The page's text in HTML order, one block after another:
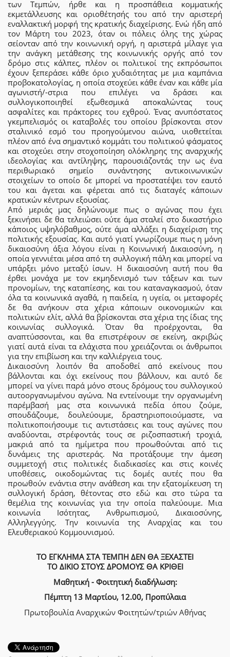
των Τεμπών, ήρθε και η προσπάθεια κομματικής
εκμετάλλευσης και οριοθέτησής του από την αριστερή
εναλλακτική μορφή της κρατικής διαχείρισης. Ενώ ήδη από
τον Μάρτη του 2023, όταν οι πόλεις όλης της χώρας
σείονταν από την κοινωνική οργή, η αριστερά μίλαγε για
την ανάγκη μετάθεσης της κοινωνικής οργής από τον
δρόμο στις κάλπες, πλέον οι πολιτικοί της εκπρόσωποι
έχουν ξεπεράσει κάθε όριο χυδαιότητας με μια καμπάνια
προβοκατολογίας, η οποία στοχεύει κάθε έναν και κάθε μία
αγωνιστή/-στρια που επιλέγει να δράσει και
συλλογικοποιηθεί εξωθεσμικά αποκαλώντας τους
ασφαλίτες και πράκτορες του εχθρού. Ένας ανυπόστατος
γκεμπελισμός οι καταβολές του οποίου βρίσκονται στον
σταλινικό εσμό του προηγούμενου αιώνα, υιοθετείται
πλέον από ένα σημαντικό κομμάτι του πολιτικού φάσματος
και στοχεύει στην στοχοποίηση ολόκληρης της αναρχικής
ιδεολογίας και αντίληψης, παρουσιάζοντάς την ως ένα
περιθωριακό σημείο συνάντησης αντικοινωνικών
στοιχείων το οποίο δε μπορεί να προστατέψει τον εαυτό
του και άγεται και φέρεται από τις διαταγές κάποιων
κρατικών κέντρων εξουσίας.
Από μεριάς μας δηλώνουμε πως ο αγώνας που έχει
ξεκινήσει δε θα τελειώσει ούτε άμα σταλεί στο δικαστήριο
κάποιος υψηλόβαθμος, ούτε άμα αλλάξει η διαχείριση της
πολιτικής εξουσίας. Και αυτό γιατί γνωρίζουμε πως η μόνη
δικαιοσύνη άξια λόγου είναι η Κοινωνική Δικαιοσύνη, η
οποία γεννιέται μέσα από τη συλλογική πάλη και μπορεί να
υπάρξει μόνο μεταξύ ίσων. Η δικαιοσύνη αυτή που θα
έρθει μονάχα με τον εκμηδενισμό των τάξεων και των
προνομίων, της καταπίεσης, και του καταναγκασμού, όταν
όλα τα κοινωνικά αγαθά, η παιδεία, η υγεία, οι μεταφορές
δε θα ανήκουν στα χέρια κάποιων οικονομικών και
πολιτικών ελίτ, αλλά θα βρίσκονται στα χέρια της ίδιας της
κοινωνίας συλλογικά. Όταν θα προέρχονται, θα
αναπτύσσονται, και θα επιστρέφουν σε εκείνη, ακριβώς
γιατί αυτά είναι τα ελάχιστα που χρειάζονται οι άνθρωποι
για την επιβίωση και την καλλιέργεια τους.
Δικαιοσύνη λοιπόν θα αποδοθεί από εκείνους που
βάλλονται και όχι εκείνους που βάλλουν, και αυτό δε
μπορεί να γίνει παρά μόνο στους δρόμους του συλλογικού
αυτοοργανωμένου αγώνα. Να εντείνουμε την οργανωμένη
παρέμβασή μας στα κοινωνικά πεδία όπου ζούμε,
σπουδάζουμε, δουλεύουμε, δραστηριοποιούμαστε, να
πολιτικοποιήσουμε τις αντιστάσεις και τους αγώνες που
αναδύονται, στρέφοντάς τους σε ριζοσπαστική τροχιά,
μακριά από τα ημίμετρα που προωθούνται από τις
δυνάμεις της αριστεράς. Να προτάξουμε την άμεση
συμμετοχή στις πολιτικές διαδικασίες και στις κοινές
υποθέσεις, οικοδομώντας τις δομές αυτές που θα
προωθούν ενάντια στην ανάθεση και την εξατομίκευση τη
συλλογική δράση, θέτοντας στο εδώ και στο τώρα τα
θεμέλια της κοινωνίας για την οποία παλεύουμε. Μια
κοινωνία Ισότητας, Ανθρωπισμού, Δικαιοσύνης,
Αλληλεγγύης. Την κοινωνία της Αναρχίας και του
Ελευθεριακού Κομμουνισμού.
ΤΟ ΕΓΚΛΗΜΑ ΣΤΑ ΤΕΜΠΗ ΔΕΝ ΘΑ ΞΕΧΑΣΤΕΙ
ΤΟ ΔΙΚΙΟ ΣΤΟΥΣ ΔΡΟΜΟΥΣ ΘΑ ΚΡΙΘΕΙ
Μαθητική - Φοιτητική διαδήλωση:
Πέμπτη 13 Μαρτίου, 12.00, Προπύλαια
Πρωτοβουλία Αναρχικών Φοιτητών/τριών Αθήνας